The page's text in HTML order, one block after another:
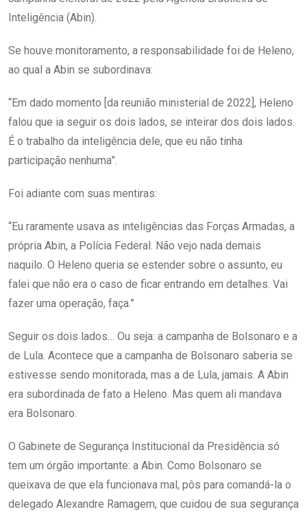
Inteligência (Abin).
Se houve monitoramento, a responsabilidade foi de Heleno,
ao qual a Abin se subordinava:
“Em dado momento [da reunião ministerial de 2022], Heleno
falou que ia seguir os dois lados, se inteirar dos dois lados.
É o trabalho da inteligência dele, que eu não tinha
participação nenhuma”.
Foi adiante com suas mentiras:
“Eu raramente usava as inteligências das Forças Armadas, a
própria Abin, a Polícia Federal. Não vejo nada demais
naquilo. O Heleno queria se estender sobre o assunto, eu
falei que não era o caso de ficar entrando em detalhes. Vai
fazer uma operação, faça.”
Seguir os dois lados… Ou seja: a campanha de Bolsonaro e a
de Lula. Acontece que a campanha de Bolsonaro saberia se
estivesse sendo monitorada, mas a de Lula, jamais. A Abin
era subordinada de fato a Heleno. Mas quem ali mandava
era Bolsonaro.
O Gabinete de Segurança Institucional da Presidência só
tem um órgão importante: a Abin. Como Bolsonaro se
queixava de que ela funcionava mal, pôs para comandá-la o
delegado Alexandre Ramagem, que cuidou de sua segurança